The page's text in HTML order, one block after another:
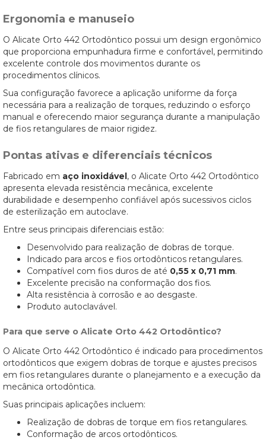
Ergonomia e manuseio
O Alicate Orto 442 Ortodôntico possui um design ergonômico
que proporciona empunhadura firme e confortável, permitindo
excelente controle dos movimentos durante os
procedimentos clínicos.
Sua configuração favorece a aplicação uniforme da força
necessária para a realização de torques, reduzindo o esforço
manual e oferecendo maior segurança durante a manipulação
de fios retangulares de maior rigidez.
Pontas ativas e diferenciais técnicos
Fabricado em aço inoxidável, o Alicate Orto 442 Ortodôntico
apresenta elevada resistência mecânica, excelente
durabilidade e desempenho confiável após sucessivos ciclos
de esterilização em autoclave.
Entre seus principais diferenciais estão:
Desenvolvido para realização de dobras de torque.
Indicado para arcos e fios ortodônticos retangulares.
Compatível com fios duros de até 0,55 x 0,71 mm.
Excelente precisão na conformação dos fios.
Alta resistência à corrosão e ao desgaste.
Produto autoclavável.
Para que serve o Alicate Orto 442 Ortodôntico?
O Alicate Orto 442 Ortodôntico é indicado para procedimentos
ortodônticos que exigem dobras de torque e ajustes precisos
em fios retangulares durante o planejamento e a execução da
mecânica ortodôntica.
Suas principais aplicações incluem:
Realização de dobras de torque em fios retangulares.
Conformação de arcos ortodônticos.